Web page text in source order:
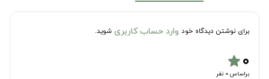
برای نوشتن دیدگاه خود وارد حساب کاربری شوید.
۰star
براساس 0 نفر